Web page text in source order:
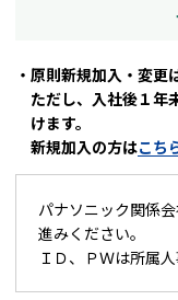
・原則新規加入・変更
ただし、入社後１年
けます。
新規加入の方はこち
パナソニック関係
進みください。
ＩＤ、ＰＷは所属